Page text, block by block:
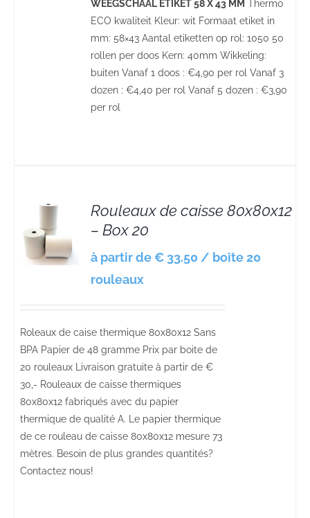
WEEGSCHAAL ETIKET 58 X 43 MM Thermo
ECO kwaliteit Kleur: wit Formaat etiket in
mm: 58×43 Aantal etiketten op rol: 1050 50
rollen per doos Kern: 40mm Wikkeling:
buiten Vanaf 1 doos : €4,90 per rol Vanaf 3
dozen : €4,40 per rol Vanaf 5 dozen : €3,90
per rol
Rouleaux de caisse 80x80x12
– Box 20
à partir de € 33.50 / boîte 20
rouleaux
Roleaux de caise thermique 80x80x12 Sans
BPA Papier de 48 gramme Prix par boite de
20 rouleaux Livraison gratuite à partir de €
30,- Rouleaux de caisse thermiques
80x80x12 fabriqués avec du papier
thermique de qualité A. Le papier thermique
de ce rouleau de caisse 80x80x12 mesure 73
mètres. Besoin de plus grandes quantités?
Contactez nous!